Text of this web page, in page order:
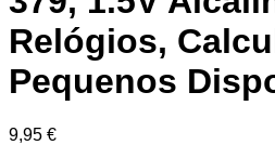
Relógios,
Pequenos
9,95 €